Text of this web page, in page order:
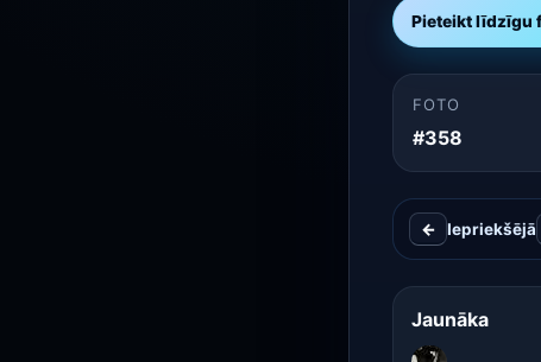
Pieteikt līdzīgu
FOTO
#358
← Iepriekšējā
Jaunāka